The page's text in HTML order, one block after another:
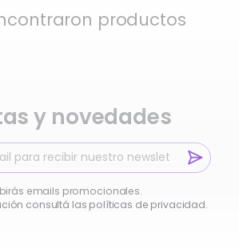
productos
y novedades
emails promocionales.
consultá las políticas de privacidad.